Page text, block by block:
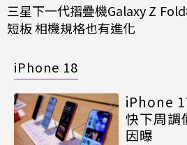
三星下一代摺疊機Galaxy Z
短板 相機規格也有進化
iPhone 18
iPhone
快下周調
因曝